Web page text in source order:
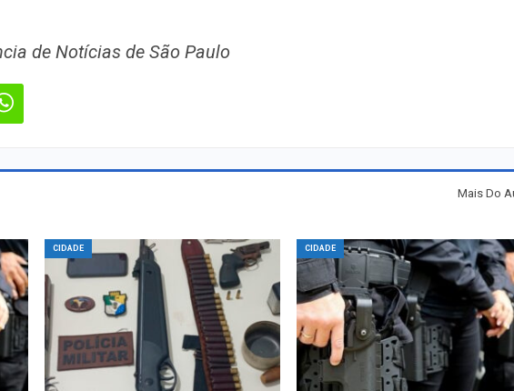
de Notícias de São Paulo
Mais Do
CIDADE CIDADE